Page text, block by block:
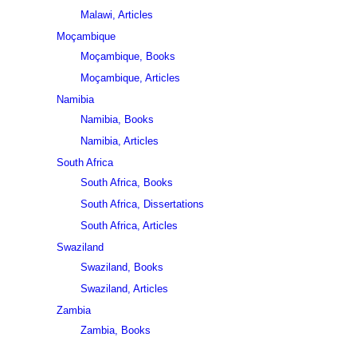
Malawi, Articles
Moçambique
Moçambique, Books
Moçambique, Articles
Namibia
Namibia, Books
Namibia, Articles
South Africa
South Africa, Books
South Africa, Dissertations
South Africa, Articles
Swaziland
Swaziland, Books
Swaziland, Articles
Zambia
Zambia, Books